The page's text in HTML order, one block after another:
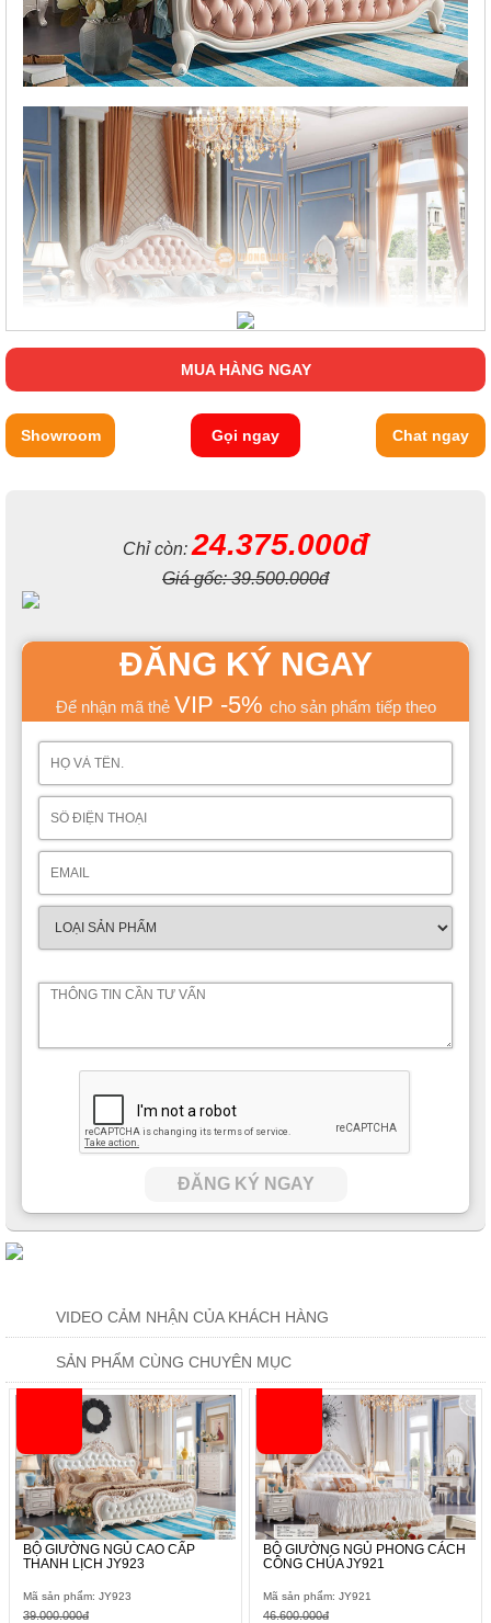
MUA HÀNG NGAY
Showroom Gọi ngay Chat ngay
Chỉ còn:24.375.000đ
Giá gốc:39.500.000đ
ĐĂNG KÝ NGAY
Để nhận mã thẻ VIP -5% cho sản phẩm tiếp theo
ĐĂNG KÝ NGAY
VIDEO CẢM NHẬN CỦA KHÁCH HÀNG
SẢN PHẨM CÙNG CHUYÊN MỤC
BỘ GIƯỜNG NGỦ CAO CẤP
THANH LỊCH JY923
Mã sản phẩm: JY923
39.000.000đ
BỘ GIƯỜNG NGỦ PHONG CÁCH
CÔNG CHÚA JY921
Mã sản phẩm: JY921
46.600.000đ